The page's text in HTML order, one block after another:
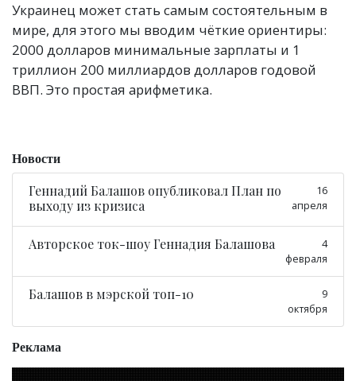
Украинец может стать самым состоятельным в
мире, для этого мы вводим чёткие ориентиры:
2000 долларов минимальные зарплаты и 1
триллион 200 миллиардов долларов годовой
ВВП. Это простая арифметика.
Новости
Геннадий Балашов опубликовал План по
выходу из кризиса
16
апреля
Авторское ток-шоу Геннадия Балашова
4
февраля
Балашов в мэрской топ-10
9
октября
Реклама